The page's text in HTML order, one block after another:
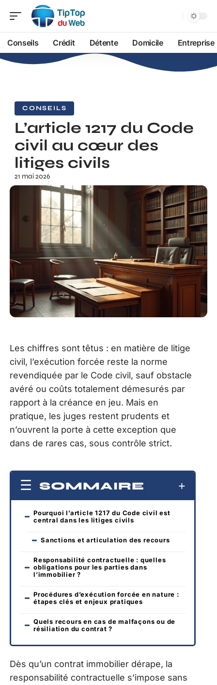
Conseils Crédit Détente Domicile Entreprise
CONSEILS
L’article 1217 du Code
civil au cœur des
litiges civils
21 mai 2026
Les chiffres sont têtus : en matière de litige
civil, l’exécution forcée reste la norme
revendiquée par le Code civil, sauf obstacle
avéré ou coûts totalement démesurés par
rapport à la créance en jeu. Mais en
pratique, les juges restent prudents et
n’ouvrent la porte à cette exception que
dans de rares cas, sous contrôle strict.
SOMMAIRE
Pourquoi l’article 1217 du Code civil est
central dans les litiges civils
Sanctions et articulation des recours
Responsabilité contractuelle : quelles
obligations pour les parties dans
l’immobilier ?
Procédures d’exécution forcée en nature :
étapes clés et enjeux pratiques
Quels recours en cas de malfaçons ou de
résiliation du contrat ?
Dès qu’un contrat immobilier dérape, la
responsabilité contractuelle s’impose sans